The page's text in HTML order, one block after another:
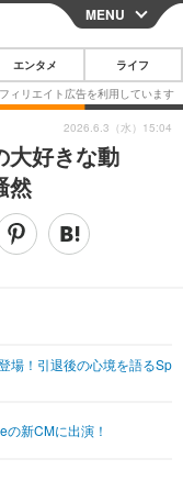
CLOSE
スマートフォン
ガジェット・ツール
その他
映画・ドラマ
その他
MENU
エンタメ ライフ
大好きな動
然
場！引退後の心境を語るSp
の新CMに出演！
2026.6.3（水）15:04